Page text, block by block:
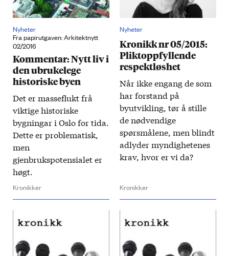
Nyheter
Fra papirutgaven: Arkitektnytt
02/2016
Kommentar: Nytt liv i
den ubrukelege
historiske byen
Det er masseflukt frå
viktige historiske
bygningar i Oslo for tida.
Dette er problematisk,
men
gjenbrukspotensialet er
høgt.
Kronikker
Nyheter
Kronikk nr 05/2015:
Pliktoppfyllende
respektløshet
Når ikke engang de som
har forstand på
byutvikling, tør å stille
de nødvendige
spørsmålene, men blindt
adlyder myndighetenes
krav, hvor er vi da?
Kronikker